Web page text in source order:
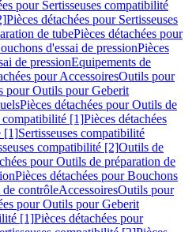
pour Sertisseuses compatibilité
Pièces détachées pour Sertisseuses
de tubePièces détachées pour
d'essai de pressionPièces
de pressionEquipements de
pour AccessoiresOutils pour
pour Outils pour Geberit
Pièces détachées pour Outils de
compatibilité [1]Pièces détachées
[1]Sertisseuses compatibilité
compatibilité [2]Outils de
pour Outils de préparation de
Pièces détachées pour Bouchons
contrôleAccessoiresOutils pour
pour Outils pour Geberit
[1]Pièces détachées pour